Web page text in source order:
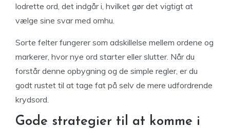
lodrette ord, det indgår i, hvilket gør det vigtigt at
vælge sine svar med omhu.
Sorte felter fungerer som adskillelse mellem ordene og
markerer, hvor nye ord starter eller slutter. Når du
forstår denne opbygning og de simple regler, er du
godt rustet til at tage fat på selv de mere udfordrende
krydsord.
Gode strategier til at komme i